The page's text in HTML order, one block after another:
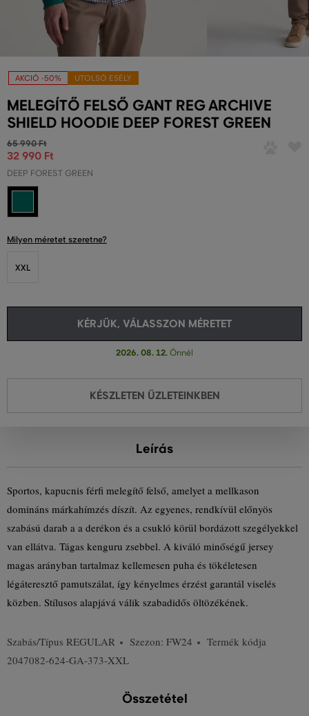
AKCIÓ -50% UTOLSÓ ESÉLY
MELEGÍTŐ FELSŐ GANT REG ARCHIVE
SHIELD HOODIE DEEP FOREST GREEN
65 990 Ft
32 990 Ft
DEEP FOREST GREEN
Milyen méretet szeretne?
XXL
KÉRJÜK, VÁLASSZON MÉRETET
2026. 08. 12. Önnél
KÉSZLETEN ÜZLETEINKBEN
Leírás
Sportos, kapucnis férfi melegítő felső, amelyet a mellkason
domináns márkahímzés díszít. Az egyenes, rendkívül előnyös
szabású darab a a derékon és a csukló körül bordázott szegélyekkel
van ellátva. Tágas kenguru zsebbel. A kiváló minőségű jersey
magas arányban tartalmaz kellemesen puha és tökéletesen
légáteresztő pamutszálat, így kényelmes érzést garantál viselés
közben. Stílusos alapjává válik szabadidős öltözékének.
Szabás/Típus REGULAR Szezon: FW24
Termék kódja
2047082-624-GA-373-XXL
Összetétel